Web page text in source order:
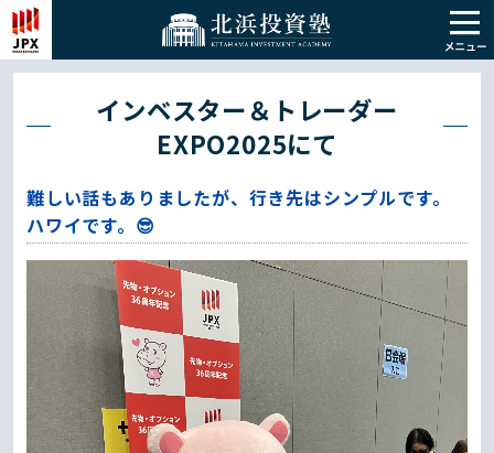
インベスター＆トレーダー
EXPO2025にて
難しい話もありましたが、行き先はシンプルです。
ハワイです。😎